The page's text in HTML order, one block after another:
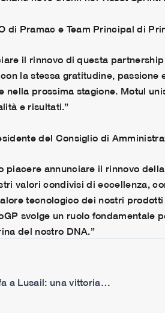
di Pramac e Team Principal di
il rinnovo di questa
la stessa gratitudine,
nella prossima stagione. Motul
e risultati.”
del Consiglio di
piacere annunciare il rinnovo
valori condivisi di eccellenza,
tecnologico dei nostri
svolge un ruolo fondamentale
del nostro DNA.”